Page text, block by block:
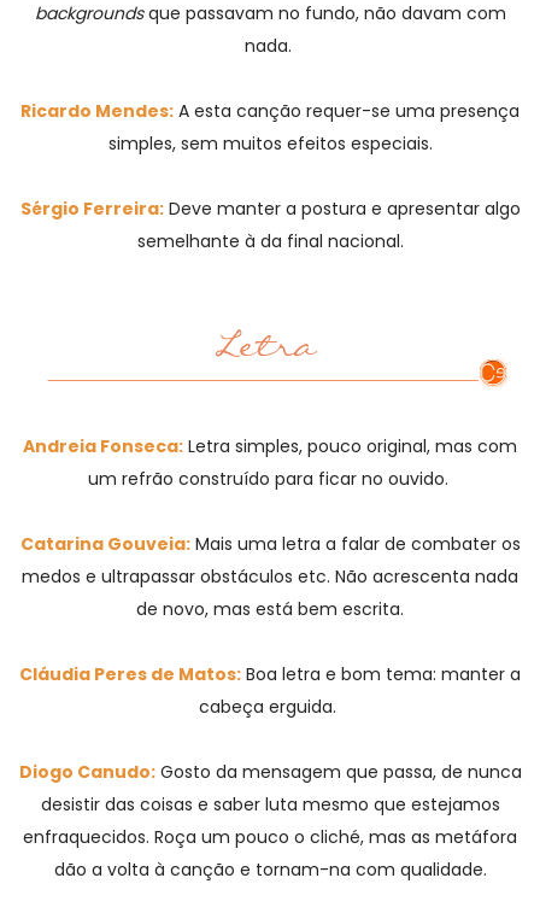
backgroundsque passavam no fundo, não davam com
nada.
Ricardo Mendes: A esta canção requer-se uma presença
simples, sem muitos efeitos especiais.
Sérgio Ferreira:Deve manter a postura e apresentar algo
semelhante à da final nacional.
Andreia Fonseca: Letra simples, pouco original, mas com
um refrão construído para ficar no ouvido.
Catarina Gouveia:Mais uma letra a falar de combater os
medos e ultrapassar obstáculos etc. Não acrescenta nada
de novo, mas está bem escrita.
Cláudia Peres de Matos: Boa letra e bom tema: manter a
cabeça erguida.
Diogo Canudo:Gosto da mensagem que passa, de nunca
desistir das coisas e saber luta mesmo que estejamos
enfraquecidos. Roça um pouco o cliché, mas as metáfora
dão a volta à canção e tornam-na com qualidade.